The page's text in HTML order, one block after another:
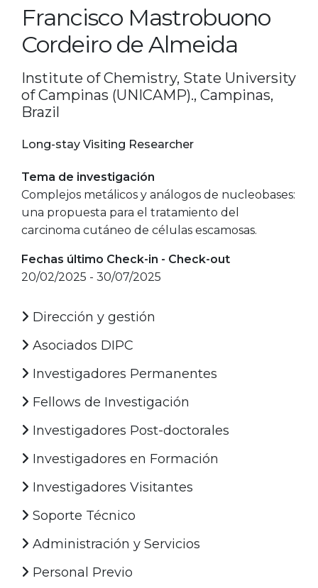
Francisco Mastrobuono
Cordeiro de Almeida
Institute of Chemistry, State University
of Campinas (UNICAMP)., Campinas,
Brazil
Long-stay Visiting Researcher
Tema de investigación
Complejos metálicos y análogos de nucleobases:
una propuesta para el tratamiento del
carcinoma cutáneo de células escamosas.
Fechas último Check-in - Check-out
20/02/2025 - 30/07/2025
Dirección y gestión
Asociados DIPC
Investigadores Permanentes
Fellows de Investigación
Investigadores Post-doctorales
Investigadores en Formación
Investigadores Visitantes
Soporte Técnico
Administración y Servicios
Personal Previo